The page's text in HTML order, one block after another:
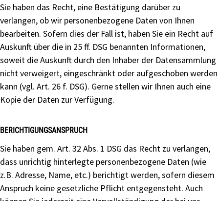
Sie haben das Recht, eine Bestätigung darüber zu
verlangen, ob wir personenbezogene Daten von Ihnen
bearbeiten. Sofern dies der Fall ist, haben Sie ein Recht auf
Auskunft über die in 25 ff. DSG benannten Informationen,
soweit die Auskunft durch den Inhaber der Datensammlung
nicht verweigert, eingeschränkt oder aufgeschoben werden
kann (vgl. Art. 26 f. DSG). Gerne stellen wir Ihnen auch eine
Kopie der Daten zur Verfügung.
BERICHTIGUNGSANSPRUCH
Sie haben gem. Art. 32 Abs. 1 DSG das Recht zu verlangen,
dass unrichtig hinterlegte personenbezogene Daten (wie
z.B. Adresse, Name, etc.) berichtigt werden, sofern diesem
Anspruch keine gesetzliche Pflicht entgegensteht. Auch